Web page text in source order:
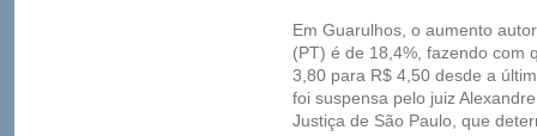
Em Guarulhos, o aumento
(PT) é de 18,4%, fazendo com
3,80 para R$ 4,50 desde a
foi suspensa pelo juiz
Justiça de São Paulo, que